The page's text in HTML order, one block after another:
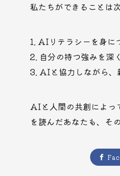
私たちができることは
AIリテラシーを身に
自分の持つ強みを深
AIと協力しながら、
AIと人間の共創によっ
を読んだあなたも、そ